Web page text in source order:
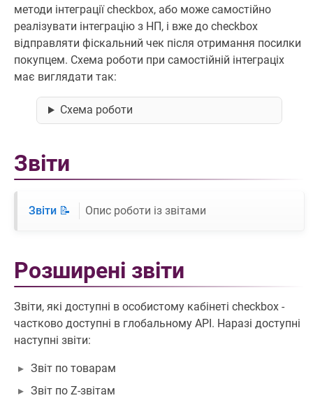
методи інтеграції checkbox, або може самостійно
реалізувати інтеграцію з НП, і вже до checkbox
відправляти фіскальний чек після отримання посилки
покупцем. Схема роботи при самостійній інтеграціх
має виглядати так:
Схема роботи
Звіти
Звіти 📝 Опис роботи із звітами
Розширені звіти
Звіти, які доступні в особистому кабінеті checkbox -
частково доступні в глобальному API. Наразі доступні
наступні звіти:
Звіт по товарам
Звіт по Z-звітам